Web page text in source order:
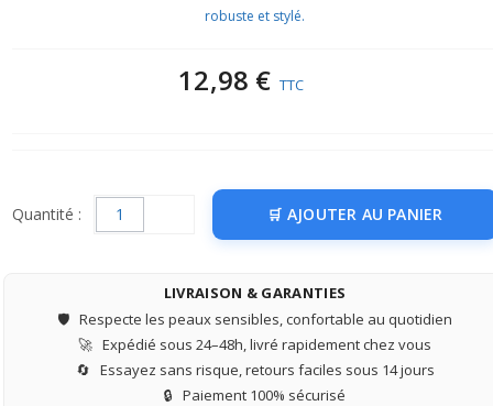
robuste et stylé.
12,98 € TTC
Quantité : AJOUTER AU PANIER
LIVRAISON & GARANTIES
🛡️ Respecte les peaux sensibles, confortable au quotidien
🚀 Expédié sous 24–48h, livré rapidement chez vous
🔄 Essayez sans risque, retours faciles sous 14 jours
🔒 Paiement 100% sécurisé